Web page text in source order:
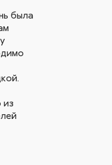
была
из